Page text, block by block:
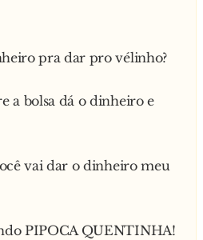
pra dar pro vélinho?
a bolsa dá o dinheiro e
vai dar o dinheiro meu
PIPOCA QUENTINHA!